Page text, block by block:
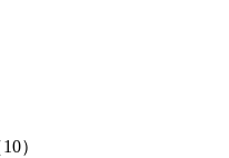
）